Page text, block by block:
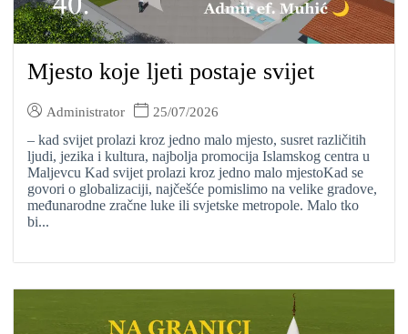
Mjesto koje ljeti postaje svijet
Administrator
25/07/2026
– kad svijet prolazi kroz jedno malo mjesto, susret različitih
ljudi, jezika i kultura, najbolja promocija Islamskog centra u
Maljevcu Kad svijet prolazi kroz jedno malo mjestoKad se
govori o globalizaciji, najčešće pomislimo na velike gradove,
međunarodne zračne luke ili svjetske metropole. Malo tko
bi...